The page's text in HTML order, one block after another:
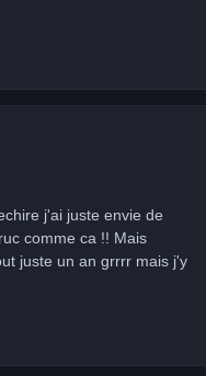
j'ai juste envie de
comme ca !! Mais
juste un an grrrr mais j'y